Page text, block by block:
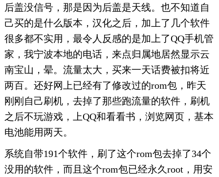
后盖没信号，那是因为后盖是天线。也不知道自
己买的是什么版本，汉化之后，加上了几个软件
很多都不实用，最令人反感的是加上了QQ手机管
家，我宁波本地的电话，来点归属地居然显示云
南宝山，晕。流量太大，买来一天话费被扣将近
两百。还好网上已经有了修改过的rom包，昨天
刚刚自己刷机，去掉了那些跑流量的软件，刷机
之后不玩游戏，上QQ和看看书，浏览网页，基本
电池能用两天。
系统自带191个软件，刷了这个rom包去掉了34个
没用的软件，而且这个rom包已经永久root，用安